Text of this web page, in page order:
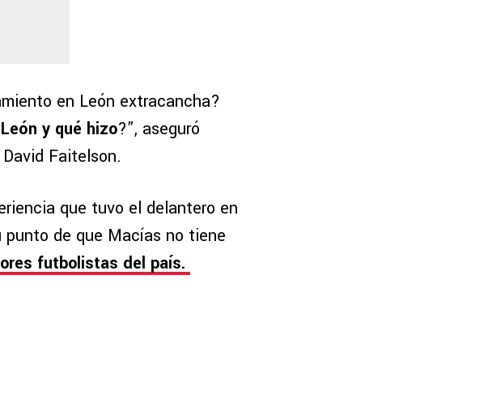
en León extracancha?
y qué hizo?”, aseguró
Faitelson.
que tuvo el delantero en
punto de que Macías no tiene
futbolistas del país.